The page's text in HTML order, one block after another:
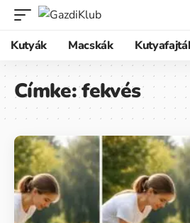
Kutyák Macskák
Címke:fekvés